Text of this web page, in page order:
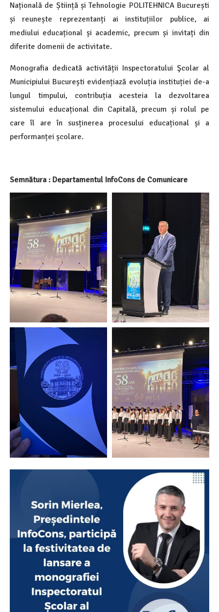
Națională de Știință și Tehnologie POLITEHNICA București
și reunește reprezentanți ai instituțiilor publice, ai
mediului educațional și academic, precum și invitați din
diferite domenii de activitate.
Monografia dedicată activității Inspectoratului Şcolar al
Municipiului București evidențiază evoluția instituției de-a
lungul timpului, contribuția acesteia la dezvoltarea
sistemului educațional din Capitală, precum și rolul pe
care îl are în susținerea procesului educațional și a
performanței școlare.
Semnătura : Departamentul InfoCons de Comunicare